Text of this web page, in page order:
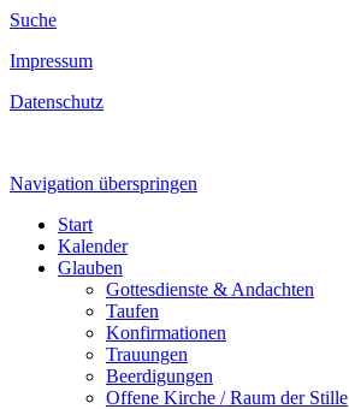
Suche
Impressum
Datenschutz
Navigation überspringen
Start
Kalender
Glauben
Gottesdienste & Andachten
Taufen
Konfirmationen
Trauungen
Beerdigungen
Offene Kirche / Raum der Stille